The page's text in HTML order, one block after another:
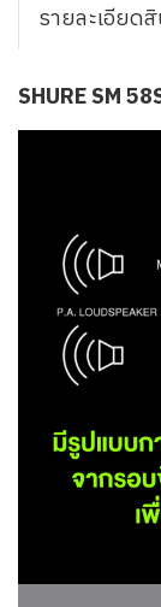
รายละเอียด
SHURE SM